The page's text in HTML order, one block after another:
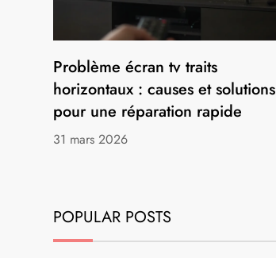
Problème écran tv traits
horizontaux : causes et solutions
pour une réparation rapide
31 mars 2026
POPULAR POSTS